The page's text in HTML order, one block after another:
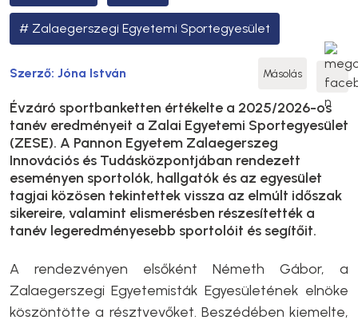
Zalaegerszegi Egyetemi Sportegyesület
Szerző: Jóna István Másolás
Évzáró sportbanketten értékelte a 2025/2026-os
tanév eredményeit a Zalai Egyetemi Sportegyesület
(ZESE). A Pannon Egyetem Zalaegerszeg
Innovációs és Tudásközpontjában rendezett
eseményen sportolók, hallgatók és az egyesület
tagjai közösen tekintettek vissza az elmúlt időszak
sikereire, valamint elismerésben részesítették a
tanév legeredményesebb sportolóit és segítőit.
A rendezvényen elsőként Németh Gábor, a
Zalaegerszegi Egyetemisták Egyesületének elnöke
köszöntötte a résztvevőket. Beszédében kiemelte,